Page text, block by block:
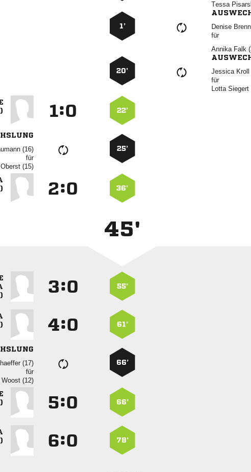

1’

für
 
20’
 
für
 
: 22’

für

25’
: 36’
45'
: 55’
: 61’

für
 
66’
: 66’
: 78’